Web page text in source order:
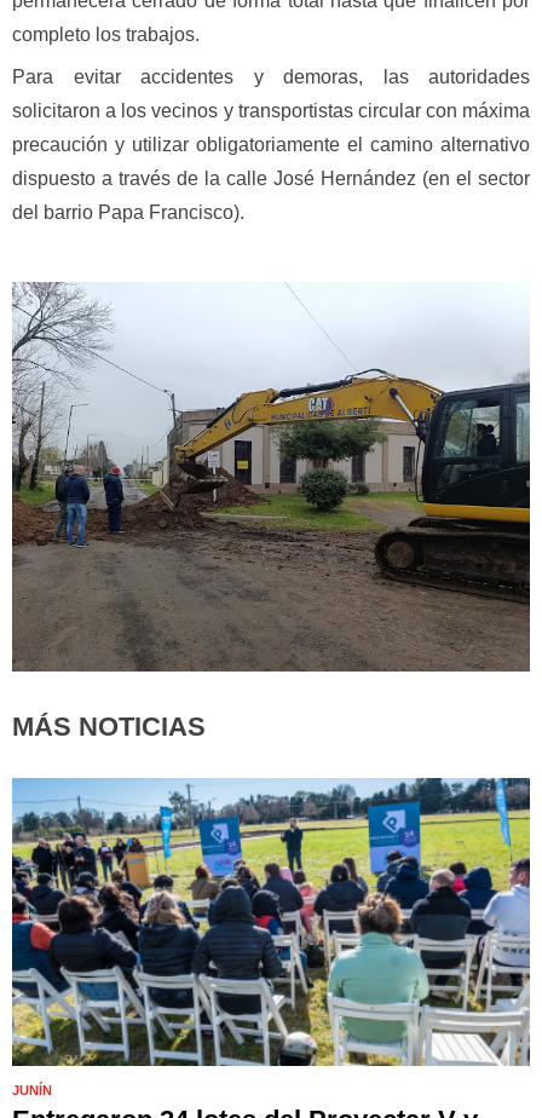
completo los trabajos.
Para evitar accidentes y demoras, las autoridades
solicitaron a los vecinos y transportistas circular con máxima
precaución y utilizar obligatoriamente el camino alternativo
dispuesto a través de la calle José Hernández (en el sector
del barrio Papa Francisco).
MÁS NOTICIAS
JUNÍN